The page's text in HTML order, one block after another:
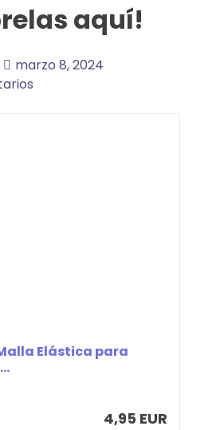
aquí!
marzo 8, 2024
Elástica para
4,95 EUR